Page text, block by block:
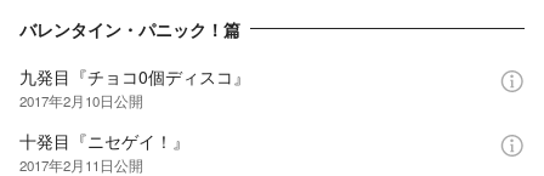
バレンタイン・パニック！篇
九発目『チョコ0個ディスコ』
2017年2月10日公開
十発目『ニセゲイ！』
2017年2月11日公開